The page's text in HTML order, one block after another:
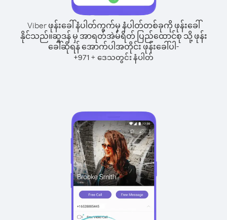
Viber ဖုန်းခေါ်နံပါတ်ကွက်မှ နံပါတ်တစ်ခုကို ဖုန်းခေါ်
နိုင်သည်။ဆူဒန် မှ အာရတ်အဲမ်ရိတ် ပြည်ထောင်စု သို့ ဖုန်း
ခေါ်ဆိုရန် အောက်ပါအတိုင်း ဖုန်းခေါ်ပါ-
+971 + ဒေသတွင်း နံပါတ်